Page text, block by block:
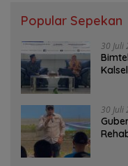
Popular Sepekan
30 Juli
30 Juli